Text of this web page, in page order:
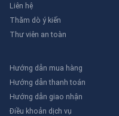
Liên hệ
Thăm dò ý kiến
Thư viên an toàn
Hướng dẫn mua hàng
Hướng dẫn thanh toán
Hướng dẫn giao nhận
Điều khoản dịch vụ